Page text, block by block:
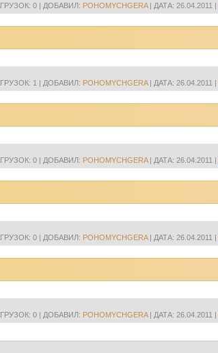
0 | ДОБАВИЛ: POHOMYCHGERA| ДАТА: 26.04.2011 |
1 | ДОБАВИЛ: POHOMYCHGERA| ДАТА: 26.04.2011 |
0 | ДОБАВИЛ: POHOMYCHGERA| ДАТА: 26.04.2011 |
0 | ДОБАВИЛ: POHOMYCHGERA| ДАТА: 26.04.2011 |
0 | ДОБАВИЛ: POHOMYCHGERA| ДАТА: 26.04.2011 |